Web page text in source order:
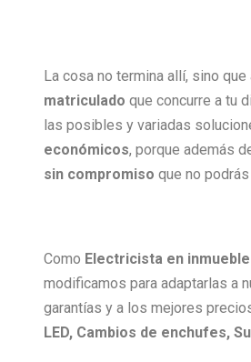
La cosa no termina allí, sino
matriculado que concurre a tu
las posibles y variadas
económicos, porque además
sin compromiso que no
Como Electricista en
modificamos para adaptarlas a
garantías y a los mejores
LED, Cambios de enchufes,